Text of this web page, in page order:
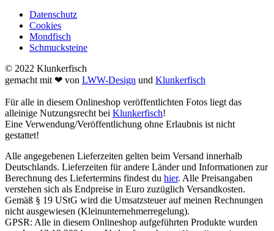
Datenschutz
Cookies
Mondfisch
Schmucksteine
© 2022 Klunkerfisch
gemacht mit ❤ von LWW-Design und Klunkerfisch
Für alle in diesem Onlineshop veröffentlichten Fotos liegt das
alleinige Nutzungsrecht bei Klunkerfisch!
Eine Verwendung/Veröffentlichung ohne Erlaubnis ist nicht
gestattet!
Alle angegebenen Lieferzeiten gelten beim Versand innerhalb
Deutschlands. Lieferzeiten für andere Länder und Informationen zur
Berechnung des Liefertermins findest du hier. Alle Preisangaben
verstehen sich als Endpreise in Euro zuzüglich Versandkosten.
Gemäß § 19 UStG wird die Umsatzsteuer auf meinen Rechnungen
nicht ausgewiesen (Kleinunternehmerregelung).
GPSR: Alle in diesem Onlineshop aufgeführten Produkte wurden